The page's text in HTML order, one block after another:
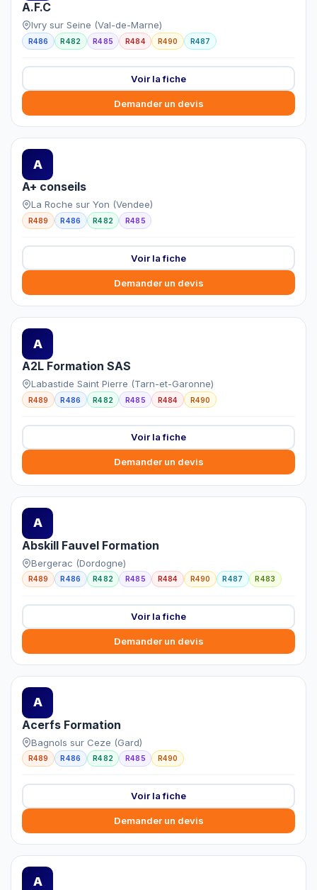
A.F.C
Ivry sur Seine (Val-de-Marne)
R486 R482 R485 R484 R490 R487
Voir la fiche
Demander un devis
A
A+ conseils
La Roche sur Yon (Vendee)
R489 R486 R482 R485
Voir la fiche
Demander un devis
A
A2L Formation SAS
Labastide Saint Pierre (Tarn-et-Garonne)
R489 R486 R482 R485 R484 R490
Voir la fiche
Demander un devis
A
Abskill Fauvel Formation
Bergerac (Dordogne)
R489 R486 R482 R485 R484 R490 R487 R483
Voir la fiche
Demander un devis
A
Acerfs Formation
Bagnols sur Ceze (Gard)
R489 R486 R482 R485 R490
Voir la fiche
Demander un devis
A